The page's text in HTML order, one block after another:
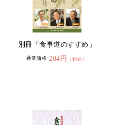
別冊「食事道のすすめ」
通常価格 204円 （税込）